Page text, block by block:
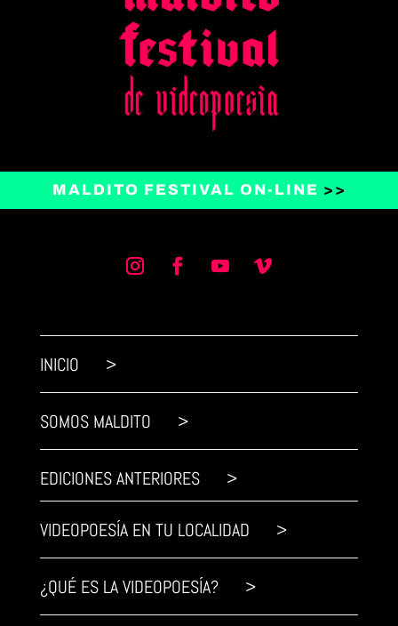
MALDITO FESTIVAL ON-LINE >>
INICIO >
SOMOS MALDITO >
EDICIONES ANTERIORES >
VIDEOPOESÍA EN TU LOCALIDAD >
¿QUÉ ES LA VIDEOPOESÍA? >